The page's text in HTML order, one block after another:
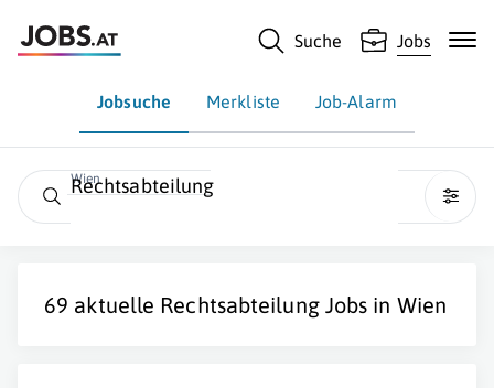
Suche Jobs
Jobsuche Merkliste Job-Alarm
Wien
Rechtsabteilung
69 aktuelle RechtsabteilungJobs in Wien